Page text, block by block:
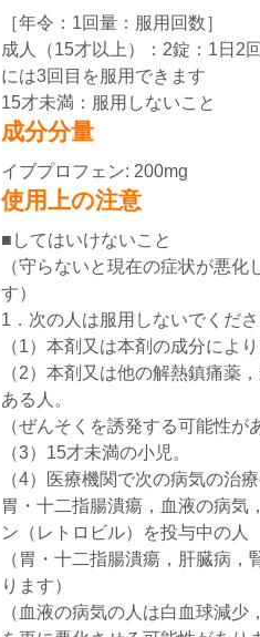
［年令：1回量：服用回数］
成人（15才以上）：2錠：1日
には3回目を服用できます
15才未満：服用しないこと
成分分量
イブプロフェン: 200mg
使用上の注意
■してはいけないこと
（守らないと現在の症状が悪
す）
1．次の人は服用しないでくだ
（1）本剤又は本剤の成分によ
（2）本剤又は他の解熱鎮痛薬
ある人。
（ぜんそくを誘発する可能性が
（3）15才未満の小児。
（4）医療機関で次の病気の治
胃・十二指腸潰瘍，血液の病気
ン（レトロビル）を投与中の人
（胃・十二指腸潰瘍，肝臓病
ります）
（血液の病気の人は白血球減